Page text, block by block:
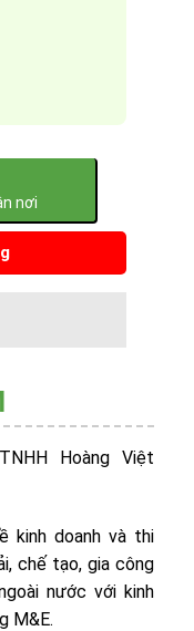
nơi
Hoàng Việt
kinh doanh và thi
chế tạo, gia công
nước với kinh
M&E.